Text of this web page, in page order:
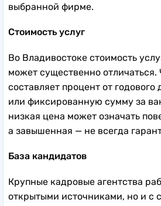
выбранной фирме.
Стоимость услуг
Во Владивостоке стоимость
может существенно отличаться.
составляет процент от
или фиксированную сумму за
низкая цена может означать
а завышенная — не всегда
База кандидатов
Крупные кадровые агентства
открытыми источниками, но и с